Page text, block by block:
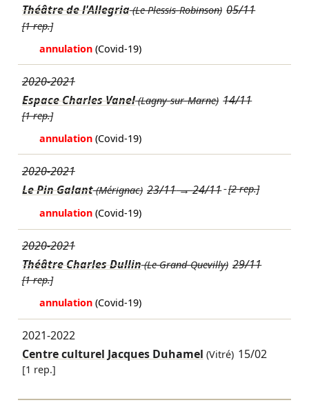
Théâtre de l'Allegria(Le Plessis-Robinson) 05/11
[1 rep.]
annulation (Covid-19)
2020-2021
Espace Charles Vanel(Lagny-sur-Marne) 14/11
[1 rep.]
annulation (Covid-19)
2020-2021
Le Pin Galant(Mérignac) 23/11→24/11 [2 rep.]
annulation (Covid-19)
2020-2021
Théâtre Charles Dullin(Le Grand-Quevilly) 29/11
[1 rep.]
annulation (Covid-19)
2021-2022
Centre culturel Jacques Duhamel (Vitré) 15/02
[1 rep.]